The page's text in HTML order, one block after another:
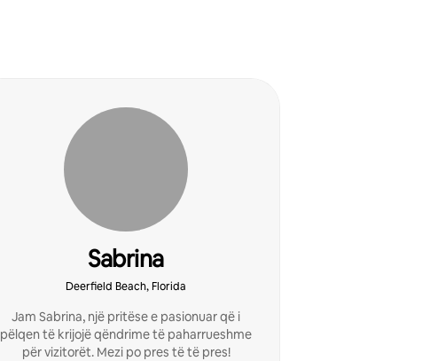
Sabrina
Deerfield Beach, Florida
Jam Sabrina, një pritëse e pasionuar që i
pëlqen të krijojë qëndrime të paharrueshme
për vizitorët. Mezi po pres të të pres!